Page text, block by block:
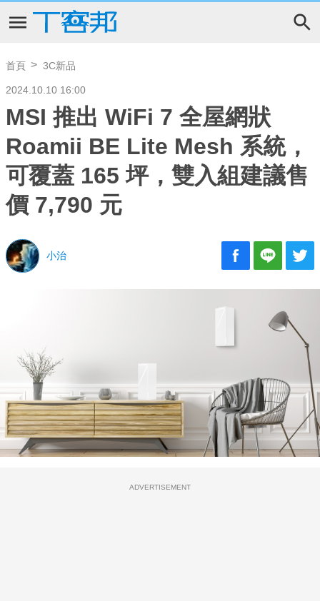
首頁 3C新品
2024.10.10 16:00
MSI 推出 WiFi 7 全屋網狀
Roamii BE Lite Mesh 系統，
可覆蓋 165 坪，雙入組建議售
價 7,790 元
小治
ADVERTISEMENT